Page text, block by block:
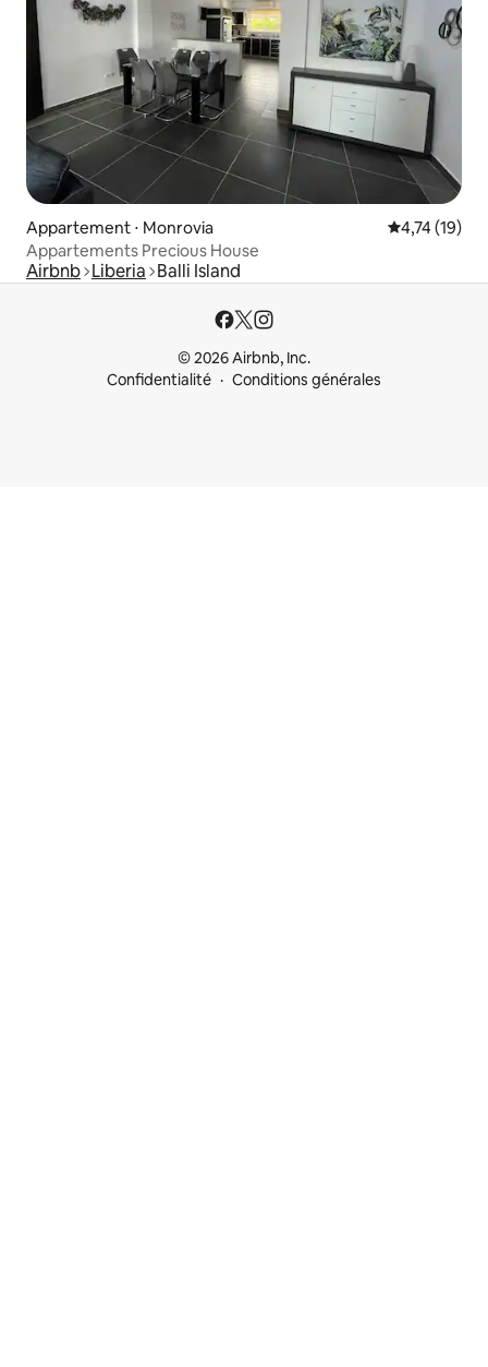
Appartement ⋅ Monrovia Évaluation
4,74 (19)
Appartements Precious House
Airbnb Liberia Balli Island
© 2026 Airbnb, Inc.
Confidentialité
Conditions générales